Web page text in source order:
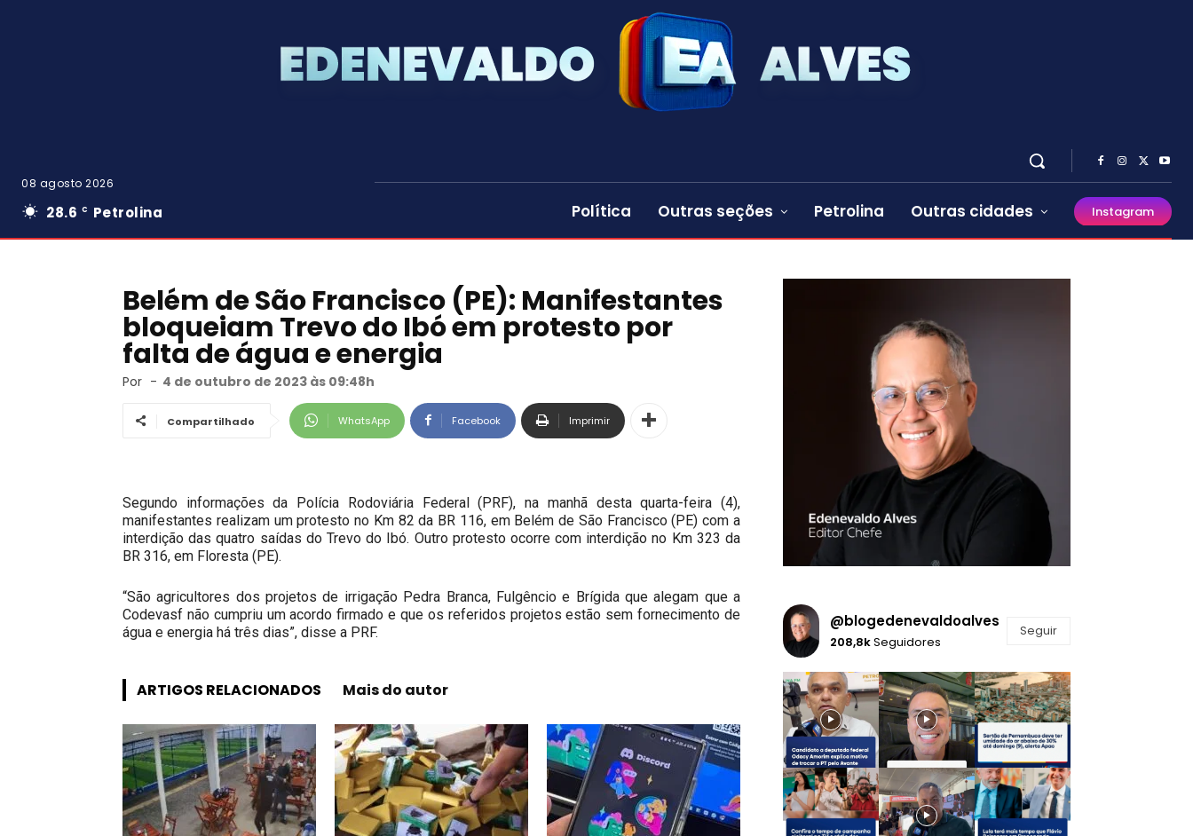
08 agosto 2026
28.6 C Petrolina Política Outras seções Petrolina Outras cidades Instagram
Belém de São Francisco (PE): Manifestantes
bloqueiam Trevo do Ibó em protesto por
falta de água e energia
Por - 4 de outubro de 2023 às 09:48h
Compartilhado WhatsApp Facebook Imprimir
Segundo informações da Polícia Rodoviária Federal (PRF), na manhã desta quarta-feira (4),
manifestantes realizam um protesto no Km 82 da BR 116, em Belém de São Francisco (PE) com a
interdição das quatro saídas do Trevo do Ibó. Outro protesto ocorre com interdição no Km 323 da
BR 316, em Floresta (PE).
“São agricultores dos projetos de irrigação Pedra Branca, Fulgêncio e Brígida que alegam que a
Codevasf não cumpriu um acordo firmado e que os referidos projetos estão sem fornecimento de
água e energia há três dias”, disse a PRF.
ARTIGOS RELACIONADOS Mais do autor
@blogedenevaldoalves
208,8kSeguidores
Seguir